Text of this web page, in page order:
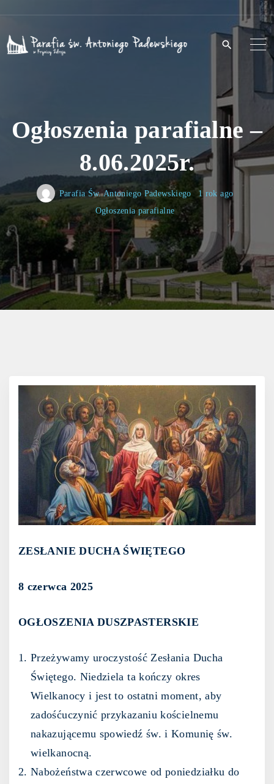
n
Ogłoszenia parafialne –
8.06.2025r.
Parafia Św. Antoniego Padewskiego
1 rok ago
Ogłoszenia parafialne
ZESŁANIE DUCHA ŚWIĘTEGO
8 czerwca 2025
OGŁOSZENIA DUSZPASTERSKIE
Przeżywamy uroczystość Zesłania Ducha
Świętego. Niedziela ta kończy okres
Wielkanocy i jest to ostatni moment, aby
zadośćuczynić przykazaniu kościelnemu
nakazującemu spowiedź św. i Komunię św.
wielkanocną.
Nabożeństwa czerwcowe od poniedziałku do